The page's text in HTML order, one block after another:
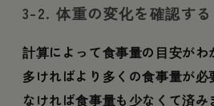
3-2. 体重の変化を確認する
計算によって食事量の目安が
多ければより多くの食事量が
なければ食事量も少なくて済